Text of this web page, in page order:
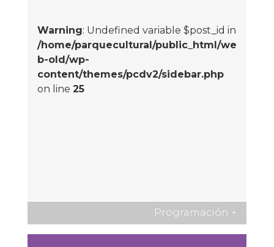
Warning: Undefined variable $post_id in
/home/parquecultural/public_html/we
b-old/wp-
content/themes/pcdv2/sidebar.php
on line 25
Programación +